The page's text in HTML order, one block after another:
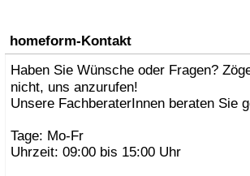
homeform-Kontakt
Haben Sie Wünsche oder Fragen?
nicht, uns anzurufen!
Unsere FachberaterInnen beraten Sie
Tage: Mo-Fr
Uhrzeit: 09:00 bis 15:00 Uhr